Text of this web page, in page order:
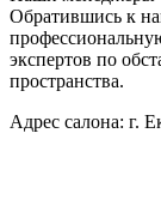
Обратившись к
экспертов по
пространства.
Адрес салона: г.